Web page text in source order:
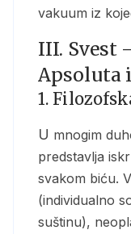
vakuum iz
III. Svest
Apsoluta
1.
U mnogim duhovnim učenjima svest
predstavlja
svakom biću.
(individualno
suštinu),